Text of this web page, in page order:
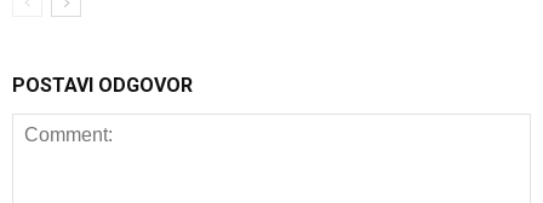
POSTAVI ODGOVOR